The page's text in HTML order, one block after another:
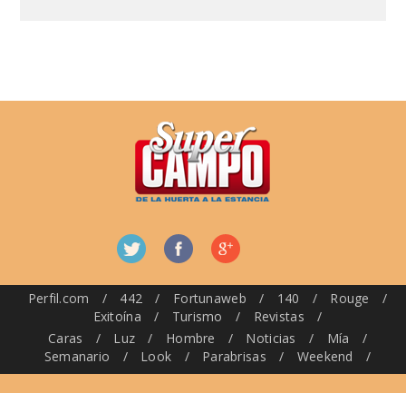
Perfil.com / 442 / Fortunaweb / 140 / Rouge
/
Exitoína
/ Turismo / Revistas
/
Caras
/ Luz / Hombre / Noticias / Mía
/
Semanario
/ Look / Parabrisas / Weekend /